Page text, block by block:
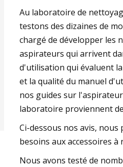
Au laboratoire de
testons des dizaines de
chargé de développer les
aspirateurs qui arrivent
d'utilisation qui évaluent
et la qualité du manuel
nos guides sur
laboratoire proviennent
Ci-dessous nos avis, nous
besoins aux accessoires à
Nous avons testé de